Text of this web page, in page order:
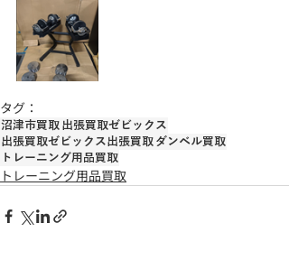
タグ：
沼津市買取 出張買取ゼビックス
出張買取ゼビックス出張買取 ダンベル買取
トレーニング用品買取
トレーニング用品買取